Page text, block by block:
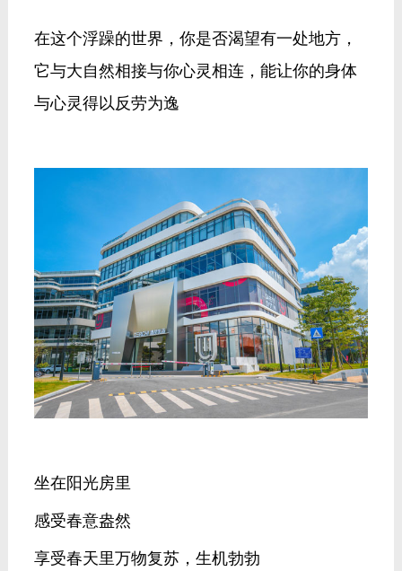
在这个浮躁的世界，你是否渴望有一处地方，
它与大自然相接与你心灵相连，能让你的身体
与心灵得以反劳为逸
坐在阳光房里
感受春意盎然
享受春天里万物复苏，生机勃勃